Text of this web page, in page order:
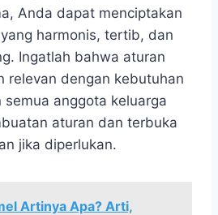
Anda dapat menciptakan
harmonis, tertib, dan
Ingatlah bahwa aturan
relevan dengan kebutuhan
anggota keluarga
aturan dan terbuka
jika diperlukan.
Artinya Apa? Arti,